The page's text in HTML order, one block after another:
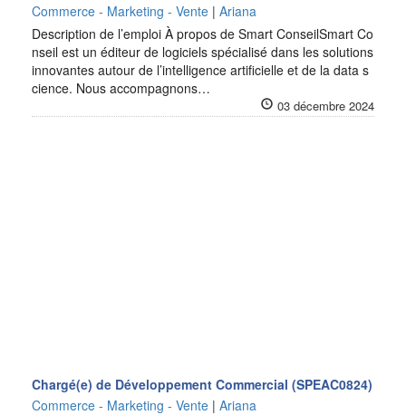
Commerce - Marketing - Vente | Ariana
Description de l’emploi À propos de Smart ConseilSmart Co
nseil est un éditeur de logiciels spécialisé dans les solutions
innovantes autour de l’intelligence artificielle et de la data s
cience. Nous accompagnons…
03 décembre 2024
Chargé(e) de Développement Commercial (SPEAC0824)
Commerce - Marketing - Vente | Ariana